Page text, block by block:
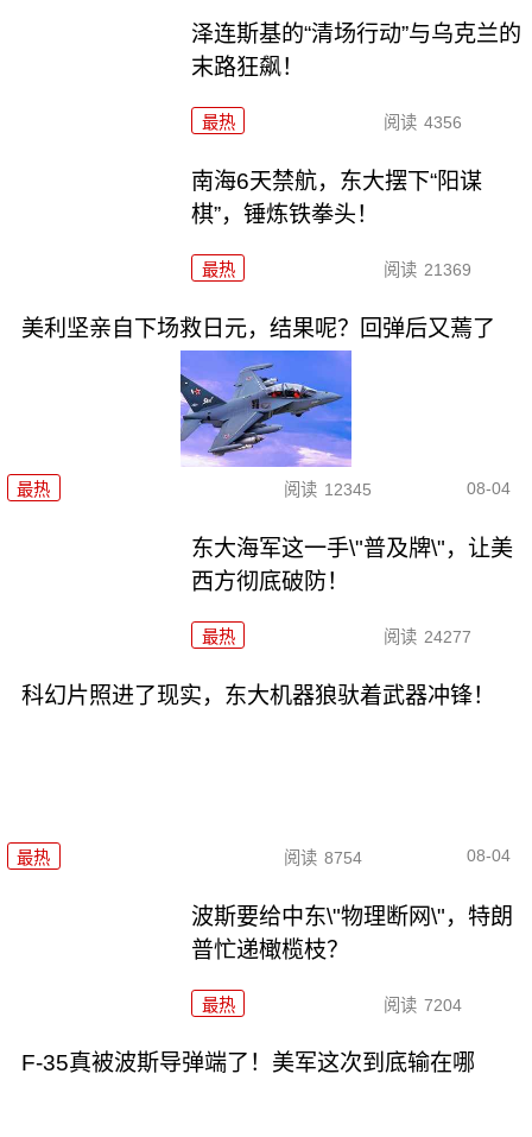
泽连斯基的“清场行动”与乌克兰的
末路狂飙！
最热 阅读 4356
南海6天禁航，东大摆下“阳谋
棋”，锤炼铁拳头！
最热 阅读 21369
美利坚亲自下场救日元，结果呢？回弹后又蔫了
最热 阅读 12345 08-04
东大海军这一手\"普及牌\"，让美
西方彻底破防！
最热 阅读 24277
科幻片照进了现实，东大机器狼驮着武器冲锋！
最热 阅读 8754 08-04
波斯要给中东\"物理断网\"，特朗
普忙递橄榄枝？
最热 阅读 7204
F-35真被波斯导弹端了！美军这次到底输在哪